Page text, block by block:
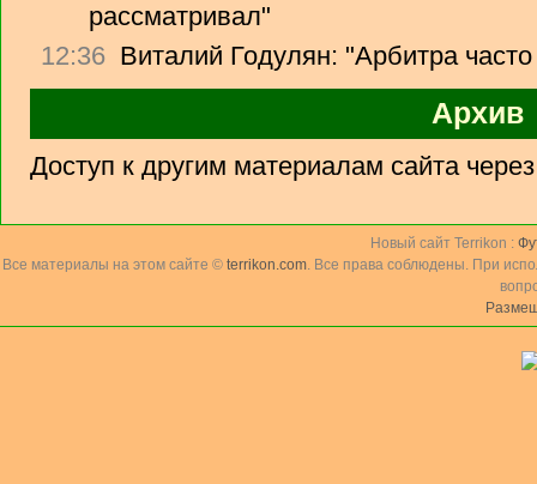
рассматривал"
12:36 Виталий Годулян: "Арбитра
Архив
Доступ к другим материалам сайта
Новый сайт Terrikon :
Все материалы на этом сайте © terrikon.com. Все права соблюдены. При